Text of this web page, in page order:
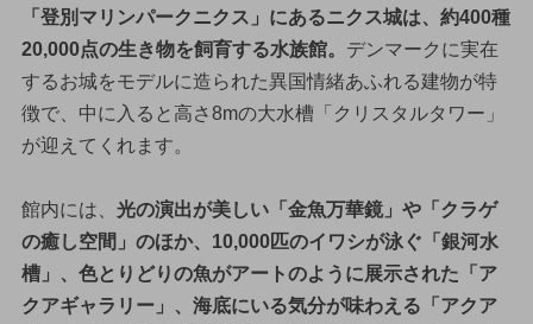
「登別マリンパークニクス」にあるニクス城は、約400種
20,000点の生き物を飼育する水族館。 デンマークに実在
するお城をモデルに造られた異国情緒あふれる建物が特
徴で、中に入ると高さ8mの大水槽「クリスタルタワー」
が迎えてくれます。
館内には、 光の演出が美しい「金魚万華鏡」や「クラゲ
の癒し空間」のほか、10,000匹のイワシが泳ぐ「銀河水
槽」、色とりどりの魚がアートのように展示された「ア
クアギャラリー」、海底にいる気分が味わえる「アクア